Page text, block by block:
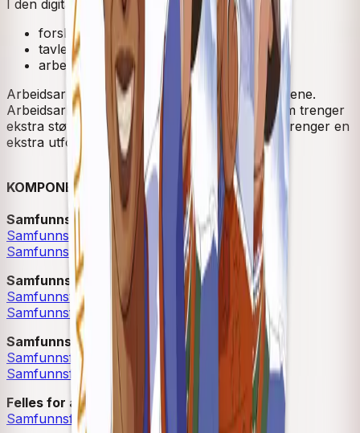
I den digitale lærerressursen finner du
forslag til årsplaner
tavlebøker med innlest lyd
arbeidsark til alle kapitler
Arbeidsarkene supplerer innholdet i grunnbøkene.
Arbeidsarkene kan være nyttige for elever som trenger
ekstra støtte i innlæringen, og for elever som trenger en
ekstra utfordring.
KOMPONENTER I LÆREVERKET
Samfunnsfag 5. trinn
Samfunnsfag 5 Grunnbok
Samfunnsfag 5 Lærerveiledning
Samfunnsfag 6. trinn
Samfunnsfag 6 Grunnbok
Samfunnsfag 6 Lærerveiledning
Samfunnsfag 7. trinn
Samfunnsfag 7 Grunnbok
Samfunnsfag 7 Lærerveiledning
Felles for alle trinn
Samfunnsfag 5-7 Digital lærerressurs